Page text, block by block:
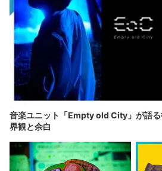
音楽ユニット「Empty old City」が語
界観と余白